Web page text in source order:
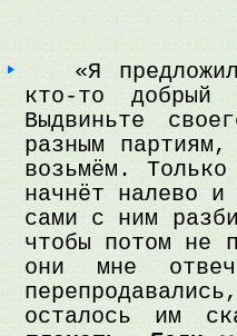
«Я предложил
кто-то
Выдвиньте
разным
возьмём.
начнёт налево и
сами с ним
чтобы потом не
они мне
осталось им